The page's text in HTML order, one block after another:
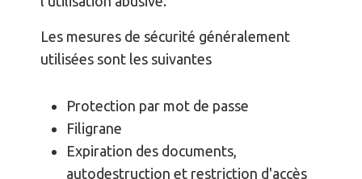
Les mesures de sécurité généralement
utilisées sont les suivantes
Protection par mot de passe
Filigrane
Expiration des documents,
autodestruction et restriction d'accès